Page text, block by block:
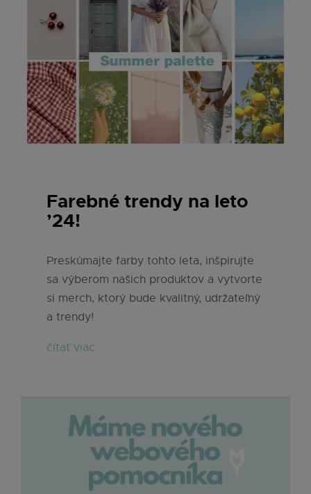
Farebné trendy na leto
’24!
Preskúmajte farby tohto leta, inšpirujte
sa výberom našich produktov a vytvorte
si merch, ktorý bude kvalitný, udržateľný
a trendy!
čítať viac